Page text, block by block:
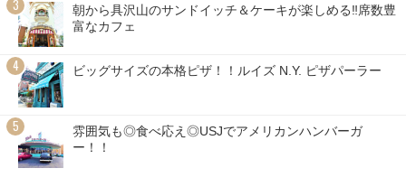
朝から具沢山のサンドイッチ＆ケーキが楽しめる‼席数豊
富なカフェ
ビッグサイズの本格ピザ！！ルイズ N.Y. ピザパーラー
雰囲気も◎食べ応え◎USJでアメリカンハンバーガ
ー！！